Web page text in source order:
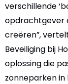
verschillende
opdrachtgever
creëren”,
Beveiliging bij
oplossing die
zonneparken in